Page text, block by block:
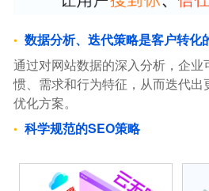
数据分析、迭代策略是客户转化
通过对网站数据的深入分析，企业
惯、需求和行为特征，从而迭代
优化方案。
科学规范的SEO策略